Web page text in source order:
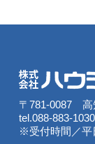
〒781-0087 高
tel.088-883-
※受付時間／平